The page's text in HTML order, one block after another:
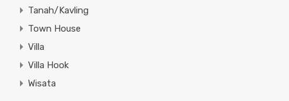
Tanah/Kavling
Town House
Villa
Villa Hook
Wisata